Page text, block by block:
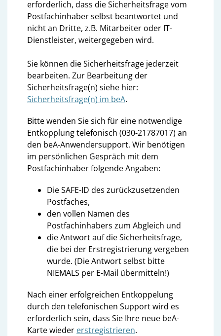
erforderlich, dass die Sicherheitsfrage vom
Postfachinhaber selbst beantwortet und
nicht an Dritte, z.B. Mitarbeiter oder IT-
Dienstleister, weitergegeben wird.
Sie können die Sicherheitsfrage jederzeit
bearbeiten. Zur Bearbeitung der
Sicherheitsfrage(n) siehe hier:
Sicherheitsfrage(n) im beA.
Bitte wenden Sie sich für eine notwendige
Entkopplung telefonisch (030-21787017) an
den beA-Anwendersupport. Wir benötigen
im persönlichen Gespräch mit dem
Postfachinhaber folgende Angaben:
Die SAFE-ID des zurückzusetzenden
Postfaches,
den vollen Namen des
Postfachinhabers zum Abgleich und
die Antwort auf die Sicherheitsfrage,
die bei der Erstregistrierung vergeben
wurde. (Die Antwort selbst bitte
NIEMALS per E-Mail übermitteln!)
Nach einer erfolgreichen Entkoppelung
durch den telefonischen Support wird es
erforderlich sein, dass Sie Ihre neue beA-
Karte wieder erstregistrieren.